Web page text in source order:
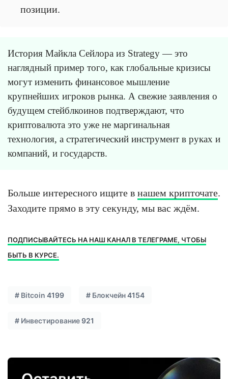
позиции.
История Майкла Сейлора из Strategy — это
наглядный пример того, как глобальные кризисы
могут изменить финансовое мышление
крупнейших игроков рынка. А свежие заявления о
будущем стейблкоинов подтверждают, что
криптовалюта это уже не маргинальная
технология, а стратегический инструмент в руках и
компаний, и государств.
Больше интересного ищите в нашем крипточате.
Заходите прямо в эту секунду, мы вас ждём.
ПОДПИСЫВАЙТЕСЬ НА НАШ КАНАЛ В ТЕЛЕГРАМЕ, ЧТОБЫ
БЫТЬ В КУРСЕ.
# Bitcoin 4199 # Блокчейн4154
# Инвестирование921